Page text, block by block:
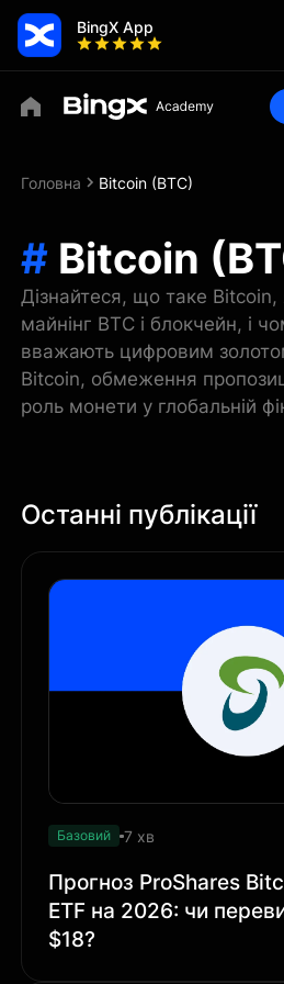
BingX App
Головна Bitcoin (BTC)
# Bitcoin
Дізнайтеся, що таке
майнінг BTC і блокчейн, і
вважають цифровим
Bitcoin, обмеження
роль монети у глобальній
Останні публікації
Базовий 7 хв
Прогноз ProShares
ETF на 2026: чи
$18?